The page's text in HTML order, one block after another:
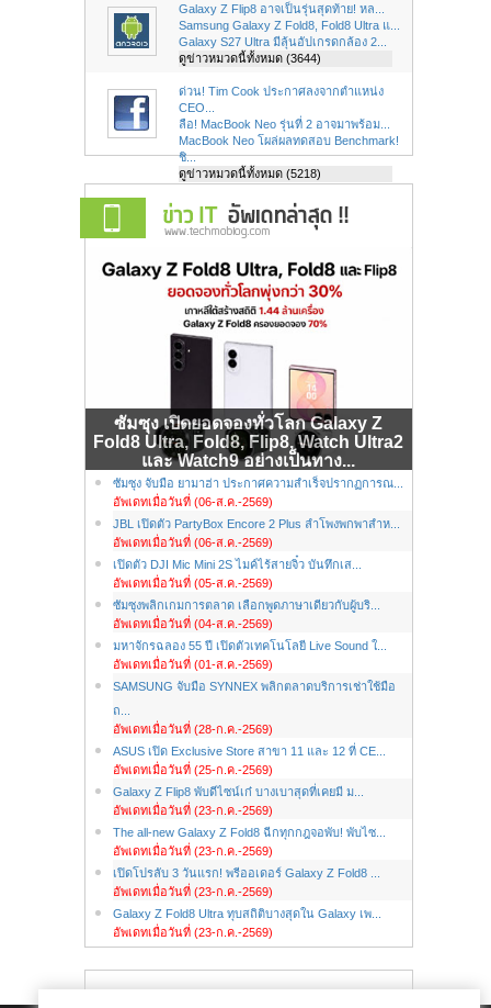
Galaxy Z Flip8 อาจเป็นรุ่นสุดท้าย! หล...
Samsung Galaxy Z Fold8, Fold8 Ultra แ...
Galaxy S27 Ultra มีลุ้นอัปเกรดกล้อง 2...
ดูข่าวหมวดนี้ทั้งหมด (3644)
ด่วน! Tim Cook ประกาศลงจากตำแหน่ง
CEO...
ลือ! MacBook Neo รุ่นที่ 2 อาจมาพร้อม...
MacBook Neo โผล่ผลทดสอบ Benchmark!
ชิ...
ดูข่าวหมวดนี้ทั้งหมด (5218)
ซัมซุง เปิดยอดจองทั่วโลก Galaxy Z
Fold8 Ultra, Fold8, Flip8, Watch Ultra2
และ Watch9 อย่างเป็นทาง...
ซัมซุง จับมือ ยามาฮ่า ประกาศความสำเร็จปรากฏการณ...
อัพเดทเมื่อวันที่ (06-ส.ค.-2569)
JBL เปิดตัว PartyBox Encore 2 Plus ลำโพงพกพาสำห...
อัพเดทเมื่อวันที่ (06-ส.ค.-2569)
เปิดตัว DJI Mic Mini 2S ไมค์ไร้สายจิ๋ว บันทึกเส...
อัพเดทเมื่อวันที่ (05-ส.ค.-2569)
ซัมซุงพลิกเกมการตลาด เลือกพูดภาษาเดียวกับผู้บริ...
อัพเดทเมื่อวันที่ (04-ส.ค.-2569)
มหาจักรฉลอง 55 ปี เปิดตัวเทคโนโลยี Live Sound ใ...
อัพเดทเมื่อวันที่ (01-ส.ค.-2569)
SAMSUNG จับมือ SYNNEX พลิกตลาดบริการเช่าใช้มือ
ถ...
อัพเดทเมื่อวันที่ (28-ก.ค.-2569)
ASUS เปิด Exclusive Store สาขา 11 และ 12 ที่ CE...
อัพเดทเมื่อวันที่ (25-ก.ค.-2569)
Galaxy Z Flip8 พับดีไซน์เก๋ บางเบาสุดที่เคยมี ม...
อัพเดทเมื่อวันที่ (23-ก.ค.-2569)
The all-new Galaxy Z Fold8 ฉีกทุกกฎจอพับ! พับไซ...
อัพเดทเมื่อวันที่ (23-ก.ค.-2569)
เปิดโปรลับ 3 วันแรก! พรีออเดอร์ Galaxy Z Fold8 ...
อัพเดทเมื่อวันที่ (23-ก.ค.-2569)
Galaxy Z Fold8 Ultra ทุบสถิติบางสุดใน Galaxy เพ...
อัพเดทเมื่อวันที่ (23-ก.ค.-2569)